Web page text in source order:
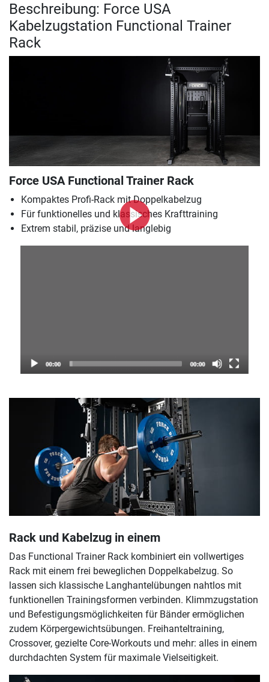
Beschreibung: Force USA
Kabelzugstation Functional Trainer
Rack
Force USA Functional Trainer Rack
Kompaktes Profi-Rack mit Doppelkabelzug
Für funktionelles und klassisches Krafttraining
Extrem stabil, präzise und langlebig
Rack und Kabelzug in einem
Das Functional Trainer Rack kombiniert ein vollwertiges
Rack mit einem frei beweglichen Doppelkabelzug. So
lassen sich klassische Langhantelübungen nahtlos mit
funktionellen Trainingsformen verbinden. Klimmzugstation
und Befestigungsmöglichkeiten für Bänder ermöglichen
zudem Körpergewichtsübungen. Freihanteltraining,
Crossover, gezielte Core-Workouts und mehr: alles in einem
durchdachten System für maximale Vielseitigkeit.